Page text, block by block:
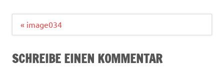
Beitragsnavigation
« image034
SCHREIBE EINEN KOMMENTAR